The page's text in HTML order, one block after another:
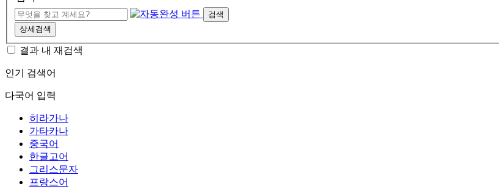
검색
상세검색
결과 내 재검색
인기 검색어
다국어 입력
히라가나
가타카나
중국어
한글고어
그리스문자
프랑스어